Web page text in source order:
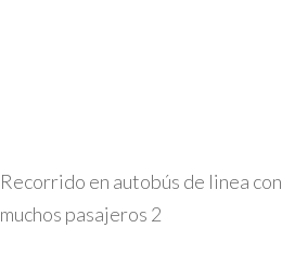
Recorrido en autobús de linea con
muchos pasajeros 2